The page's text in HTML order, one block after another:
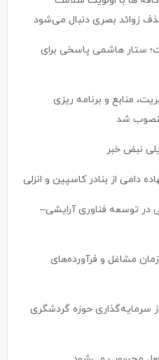
ستار هاشمی پاسخی برای
منابع و برنامه ریزی
نبض خبر
توسعه فناوری آرایشی–
مشاغل و فرآورده‌های
سرمایه‌گذاری حوزه گردشگری
محسوب می‌شود